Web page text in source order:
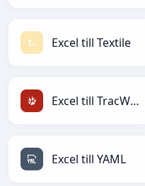
Excel till Textile
Excel till TracWiki
Excel till YAML